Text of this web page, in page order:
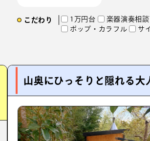
こだわり 1万円台 楽器演奏相談
ポップ・カラフル
サ
山奥にひっそりと隠れる